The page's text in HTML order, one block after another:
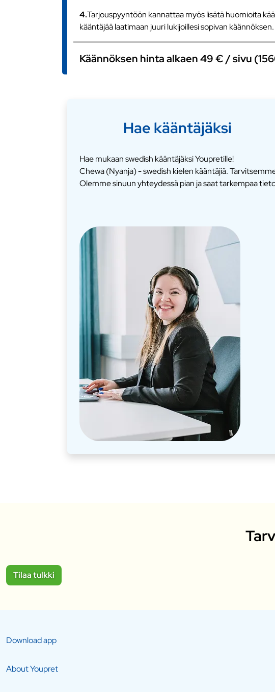
4.Tarjouspyyntöön kannattaa myös lisätä huomioita
kääntäjää laatimaan juuri lukijoillesi sopivan käännöksen.
Käännöksen hinta alkaen 49 € / sivu
Hae kääntäjäksi
Hae mukaan swedish kääntäjäksi Youpretille!
Chewa (Nyanja) - swedish kielen kääntäjiä.
Olemme sinuun yhteydessä pian ja saat tarkempaa
Tilaa tulkki
Download app
About Youpret